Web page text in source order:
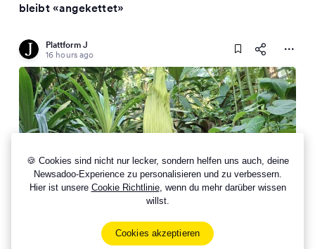
🍪 Cookies sind nicht nur lecker, sondern helfen uns auch, deine
Newsadoo-Experience zu personalisieren und zu verbessern.
Hier ist unsere Cookie Richtlinie, wenn du mehr darüber wissen
willst.
Cookies akzeptieren
bleibt «angekettet»
Plattform J
16 hours ago
Grösste Stinke-Blume der Welt steht in Basel vor der